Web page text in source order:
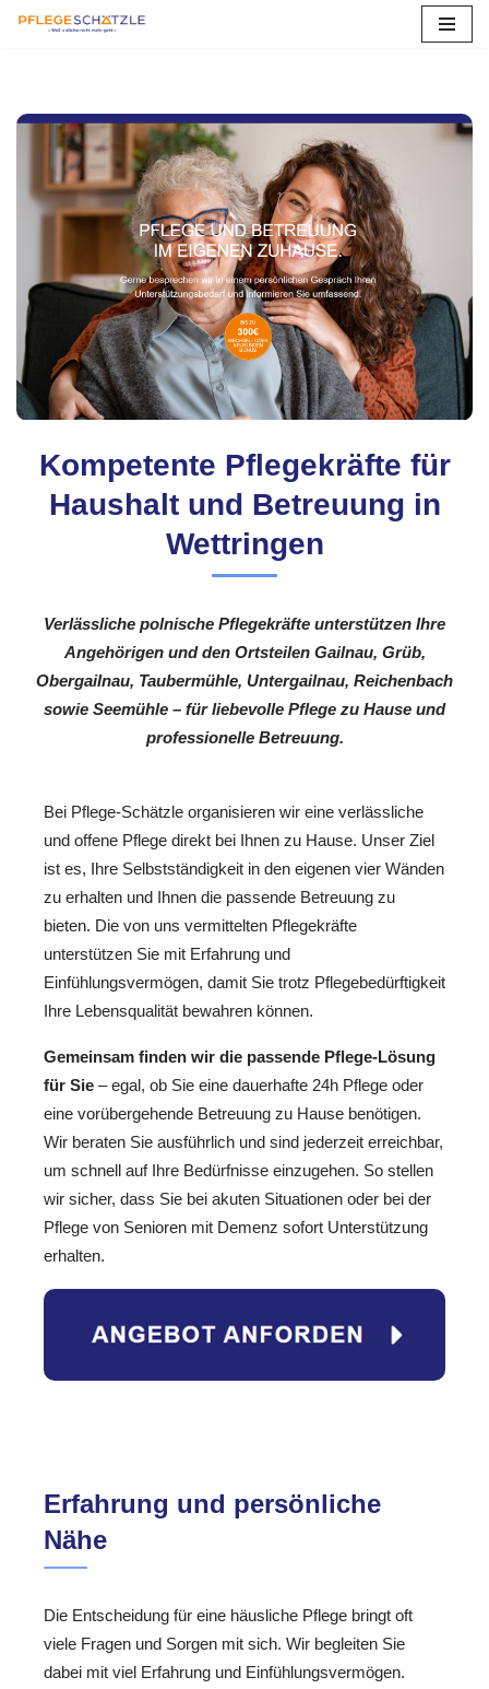
springen
Kompetente Pflegekräfte für
Haushalt und Betreuung in
Wettringen
Verlässliche polnische Pflegekräfte unterstützen Ihre
Angehörigen und den Ortsteilen Gailnau, Grüb,
Obergailnau, Taubermühle, Untergailnau, Reichenbach
sowie Seemühle – für liebevolle Pflege zu Hause und
professionelle Betreuung.
Bei Pflege-Schätzle organisieren wir eine verlässliche
und offene Pflege direkt bei Ihnen zu Hause. Unser Ziel
ist es, Ihre Selbstständigkeit in den eigenen vier Wänden
zu erhalten und Ihnen die passende Betreuung zu
bieten. Die von uns vermittelten Pflegekräfte
unterstützen Sie mit Erfahrung und
Einfühlungsvermögen, damit Sie trotz Pflegebedürftigkeit
Ihre Lebensqualität bewahren können.
Gemeinsam finden wir die passende Pflege-Lösung
für Sie – egal, ob Sie eine dauerhafte 24h Pflege oder
eine vorübergehende Betreuung zu Hause benötigen.
Wir beraten Sie ausführlich und sind jederzeit erreichbar,
um schnell auf Ihre Bedürfnisse einzugehen. So stellen
wir sicher, dass Sie bei akuten Situationen oder bei der
Pflege von Senioren mit Demenz sofort Unterstützung
erhalten.
Erfahrung und persönliche
Nähe
Die Entscheidung für eine häusliche Pflege bringt oft
viele Fragen und Sorgen mit sich. Wir begleiten Sie
dabei mit viel Erfahrung und Einfühlungsvermögen.